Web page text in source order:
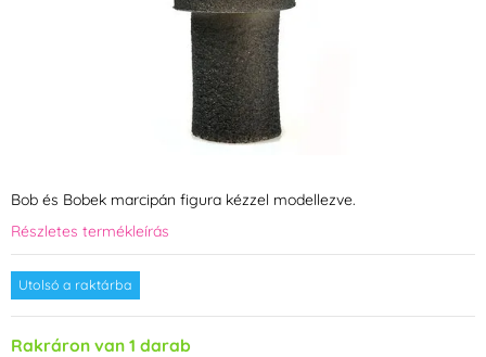
Bob és Bobek marcipán figura kézzel modellezve.
Részletes termékleírás
Utolsó a raktárba
Rakráron van 1 darab